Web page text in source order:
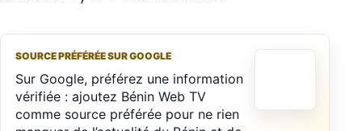
SOURCE PRÉFÉRÉE SUR GOOGLE
Sur Google, préférez une information
vérifiée : ajoutez Bénin Web TV
comme source préférée pour ne rien